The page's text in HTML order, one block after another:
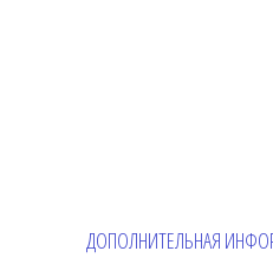
ДОПОЛНИТЕЛЬНАЯ